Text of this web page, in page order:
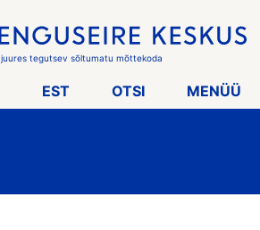
juures tegutsev sõltumatu mõttekoda
EST OTSI MENÜÜ